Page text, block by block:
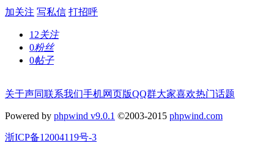
加关注 写私信 打招呼
12关注
0粉丝
0帖子
关于声同联系我们手机网页版QQ群大家喜欢热门话题
Powered by phpwind v9.0.1 ©2003-2015 phpwind.com
浙ICP备12004119号-3